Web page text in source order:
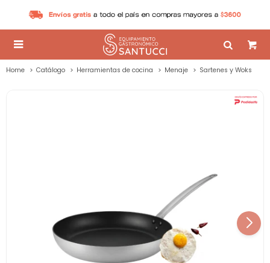

Home Catálogo Herramientas de cocina Menaje Sartenes y Woks